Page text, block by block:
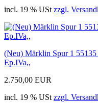
incl. 19 % USt zzgl.
(Neu) Märklin Spur 1
Ep.IVa,,
2.750,00 EUR
incl. 19 % USt zzgl.